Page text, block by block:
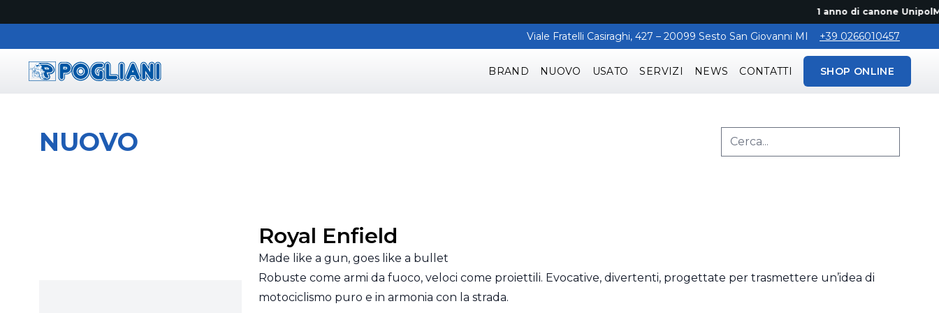
1 anno di canone UnipolMove
Viale Fratelli Casiraghi, 427 – 20099 Sesto San Giovanni MI +39 0266010457
BRAND NUOVO USATO SERVIZI NEWS CONTATTI SHOP ONLINE
NUOVO
Royal Enfield
Made like a gun, goes like a bullet
Robuste come armi da fuoco, veloci come proiettili. Evocative, divertenti, progettate per trasmettere un’idea di
motociclismo puro e in armonia con la strada.